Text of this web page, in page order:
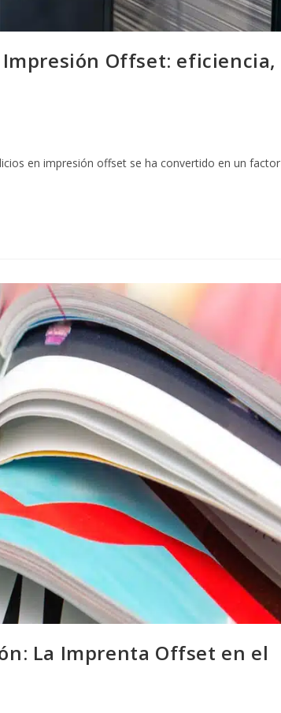
Offset: eficiencia,
en impresión offset se ha convertido en un factor
La Imprenta Offset en el